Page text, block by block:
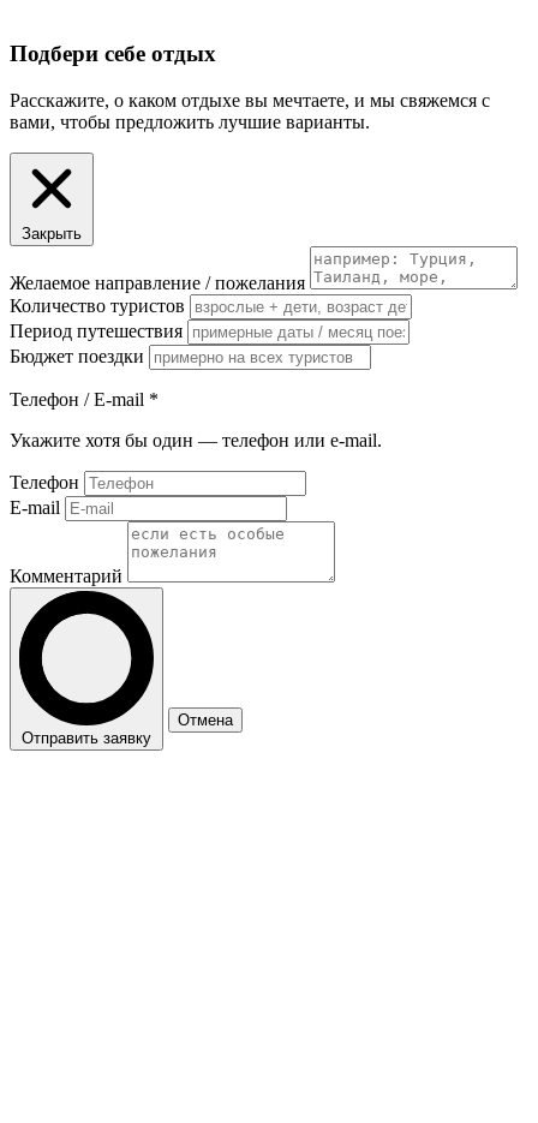
Подбери себе отдых
Расскажите, о каком отдыхе вы мечтаете, и мы свяжемся с
вами, чтобы предложить лучшие варианты.
Закрыть
Желаемое направление / пожелания
Количество туристов
Период путешествия
Бюджет поездки
Телефон / E-mail *
Укажите хотя бы один — телефон или e-mail.
Телефон
E-mail
Комментарий
Отправить заявку
Отмена